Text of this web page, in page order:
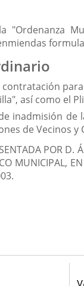
"Ordenanza
así como el
inadmisión de
de Vecinos
POR D.
MUNICIPAL,